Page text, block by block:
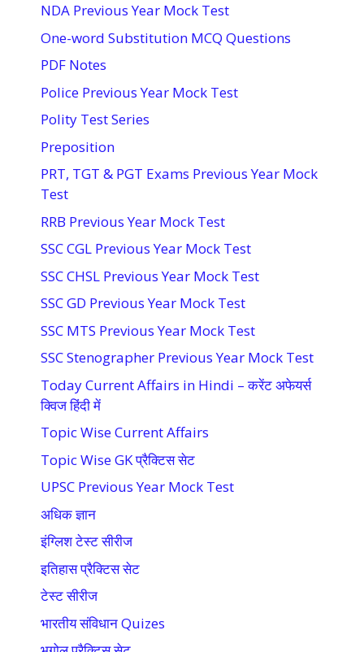
NDA Previous Year Mock Test
One-word Substitution MCQ Questions
PDF Notes
Police Previous Year Mock Test
Polity Test Series
Preposition
PRT, TGT & PGT Exams Previous Year Mock
Test
RRB Previous Year Mock Test
SSC CGL Previous Year Mock Test
SSC CHSL Previous Year Mock Test
SSC GD Previous Year Mock Test
SSC MTS Previous Year Mock Test
SSC Stenographer Previous Year Mock Test
Today Current Affairs in Hindi – करेंट अफेयर्स
क्विज हिंदी में
Topic Wise Current Affairs
Topic Wise GK प्रैक्टिस सेट
UPSC Previous Year Mock Test
अधिक ज्ञान
इंग्लिश टेस्ट सीरीज
इतिहास प्रैक्टिस सेट
टेस्ट सीरीज
भारतीय संविधान Quizes